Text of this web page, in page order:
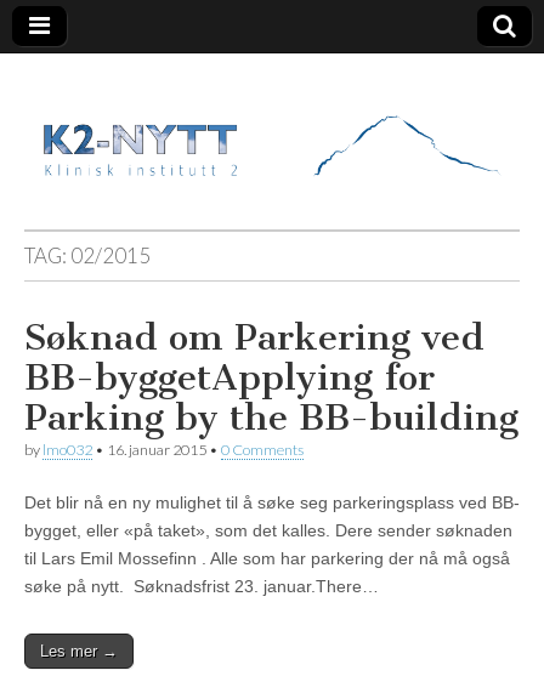
K2 Nytt
TAG: 02/2015
Søknad om Parkering ved
BB-byggetApplying for
Parking by the BB-building
by lmo032 • 16. januar 2015 • 0 Comments
Det blir nå en ny mulighet til å søke seg parkeringsplass ved BB-
bygget, eller «på taket», som det kalles. Dere sender søknaden
til Lars Emil Mossefinn . Alle som har parkering der nå må også
søke på nytt. Søknadsfrist 23. januar.There…
Les mer →